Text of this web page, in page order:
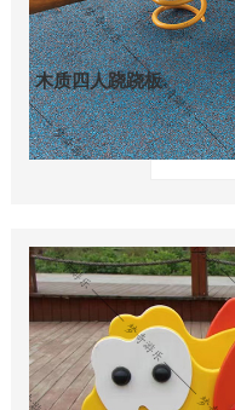
木质四人跷跷板